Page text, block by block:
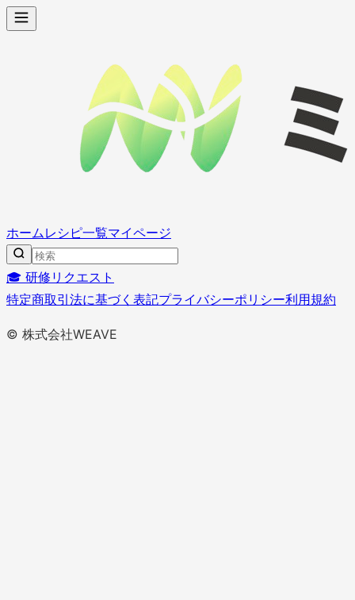
ホームレシピ一覧マイページ
🎓 研修リクエスト
特定商取引法に基づく表記プライバシーポリシー利用規約
© 株式会社WEAVE